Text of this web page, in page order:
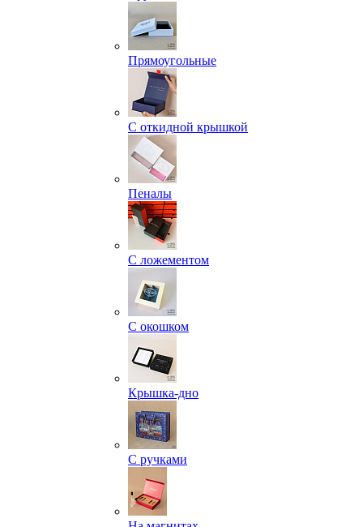
Прямоугольные
С откидной крышкой
Пеналы
С ложементом
С окошком
Крышка-дно
С ручками